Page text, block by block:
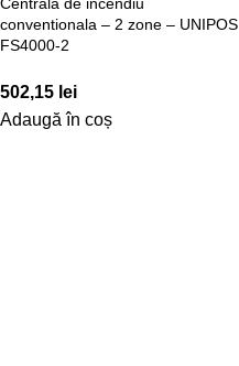
conventionala – 2 zone – UNIPOS
FS4000-2
502,15 lei
Adaugă în coș